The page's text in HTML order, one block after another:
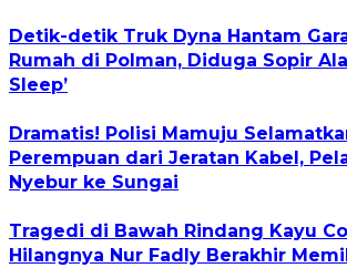
Detik-detik Truk Dyna Hantam
Rumah di Polman, Diduga Sopir
Sleep’
Dramatis! Polisi Mamuju
Perempuan dari Jeratan Kabel,
Nyebur ke Sungai
Tragedi di Bawah Rindang Kayu
Hilangnya Nur Fadly Berakhir